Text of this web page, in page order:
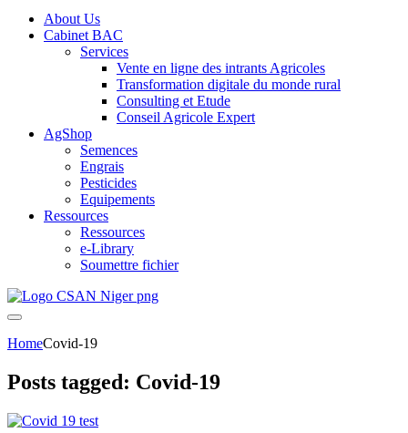
About Us
Cabinet BAC
Services
Vente en ligne des intrants Agricoles
Transformation digitale du monde rural
Consulting et Etude
Conseil Agricole Expert
AgShop
Semences
Engrais
Pesticides
Equipements
Ressources
Ressources
e-Library
Soumettre fichier
HomeCovid-19
Posts tagged: Covid-19